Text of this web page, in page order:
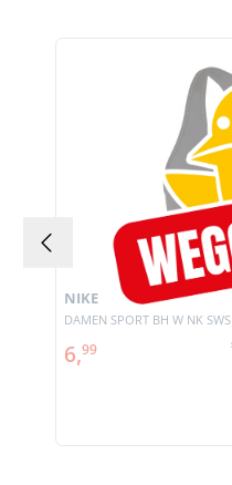
DAMEN SPORT BH W NK
NIKE
6,99